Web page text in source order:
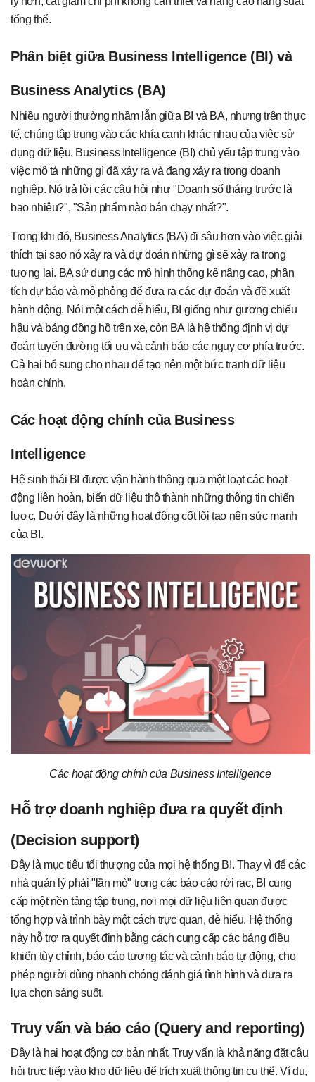
tổng thể.
Phân biệt giữa Business Intelligence (BI) và
Business Analytics (BA)
Nhiều người thường nhầm lẫn giữa BI và BA, nhưng trên thực
tế, chúng tập trung vào các khía cạnh khác nhau của việc sử
dụng dữ liệu. Business Intelligence (BI) chủ yếu tập trung vào
việc mô tả những gì đã xảy ra và đang xảy ra trong doanh
nghiệp. Nó trả lời các câu hỏi như "Doanh số tháng trước là
bao nhiêu?", "Sản phẩm nào bán chạy nhất?".
Trong khi đó, Business Analytics (BA) đi sâu hơn vào việc giải
thích tại sao nó xảy ra và dự đoán những gì sẽ xảy ra trong
tương lai. BA sử dụng các mô hình thống kê nâng cao, phân
tích dự báo và mô phỏng để đưa ra các dự đoán và đề xuất
hành động. Nói một cách dễ hiểu, BI giống như gương chiếu
hậu và bảng đồng hồ trên xe, còn BA là hệ thống định vị dự
đoán tuyến đường tối ưu và cảnh báo các nguy cơ phía trước.
Cả hai bổ sung cho nhau để tạo nên một bức tranh dữ liệu
hoàn chỉnh.
Các hoạt động chính của Business
Intelligence
Hệ sinh thái BI được vận hành thông qua một loạt các hoạt
động liên hoàn, biến dữ liệu thô thành những thông tin chiến
lược. Dưới đây là những hoạt động cốt lõi tạo nên sức mạnh
của BI.
Các hoạt động chính của Business Intelligence
Hỗ trợ doanh nghiệp đưa ra quyết định
(Decision support)
Đây là mục tiêu tối thượng của mọi hệ thống BI. Thay vì để các
nhà quản lý phải "lần mò" trong các báo cáo rời rạc, BI cung
cấp một nền tảng tập trung, nơi mọi dữ liệu liên quan được
tổng hợp và trình bày một cách trực quan, dễ hiểu. Hệ thống
này hỗ trợ ra quyết định bằng cách cung cấp các bảng điều
khiển tùy chỉnh, báo cáo tương tác và cảnh báo tự động, cho
phép người dùng nhanh chóng đánh giá tình hình và đưa ra
lựa chọn sáng suốt.
Truy vấn và báo cáo (Query and reporting)
Đây là hai hoạt động cơ bản nhất. Truy vấn là khả năng đặt câu
hỏi trực tiếp vào kho dữ liệu để trích xuất thông tin cụ thể. Ví dụ,